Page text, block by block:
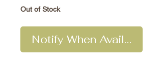
Out of Stock
Notify When Available